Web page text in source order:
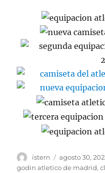
Autor
istern
Publicado
el
agosto 30,
godin atletico de madrid,